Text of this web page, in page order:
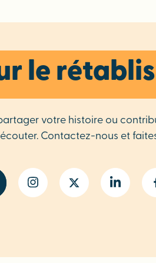
le
votre histoire ou
Contactez-nous et